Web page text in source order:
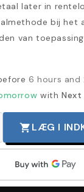
later in
bij het
van
6 hours and
with Next
shopping_cart LÆG I